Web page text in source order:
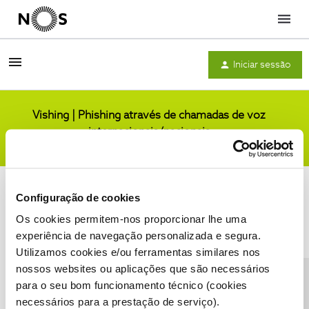
Configuração de cookies
Os cookies permitem-nos proporcionar lhe uma
experiência de navegação personalizada e segura.
Utilizamos cookies e/ou ferramentas similares nos
nossos websites ou aplicações que são necessários
para o seu bom funcionamento técnico (cookies
necessários para a prestação de serviço).
Menu
Iniciar sessão
Vishing | Phishing através de chamadas de voz
internacionais/nacionais
Condições do Fórum NOS Accessibility statement